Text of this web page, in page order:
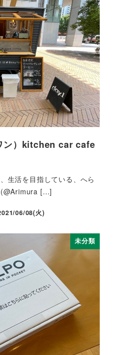
ン）kitchen car cafe
生活を目指している、へら
(@Arimura […]
06/08(火)
未分類